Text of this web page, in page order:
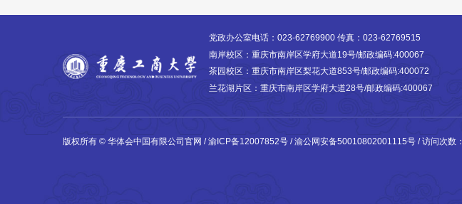
党政办公室电话：023-62769900 传真：023-62769515
南岸校区：重庆市南岸区学府大道19号/邮政编码:400067
茶园校区：重庆市南岸区梨花大道853号/邮政编码:400072
兰花湖片区：重庆市南岸区学府大道28号/邮政编码:400067
版权所有 © 华体会中国有限公司官网 /渝ICP备12007852号 /渝公网安备50010802001115号 / 访问次数：